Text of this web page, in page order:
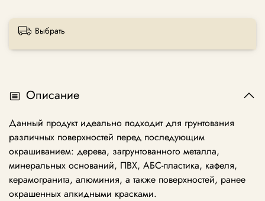
Выбрать
Описание
Данный продукт идеально подходит для грунтования
различных поверхностей перед последующим
окрашиванием: дерева, загрунтованного металла,
минеральных оснований, ПВХ, АБС-пластика, кафеля,
керамогранита, алюминия, а также поверхностей, ранее
окрашенных алкидными красками.